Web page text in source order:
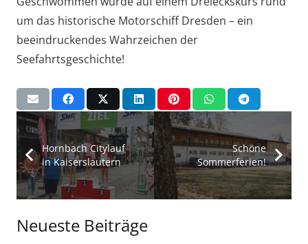
um das historische Motorschiff Dresden – ein
beeindruckendes Wahrzeichen der
Seefahrtsgeschichte!
Hornbach Citylauf
in Kaiserslautern
Schöne
Sommerferien!
Neueste Beiträge